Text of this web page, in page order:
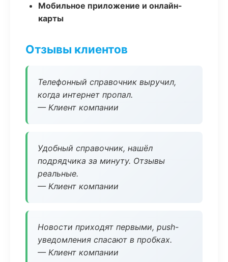
Мобильное приложение и онлайн-
карты
Отзывы клиентов
Телефонный справочник выручил,
когда интернет пропал.
— Клиент компании
Удобный справочник, нашёл
подрядчика за минуту. Отзывы
реальные.
— Клиент компании
Новости приходят первыми, push-
уведомления спасают в пробках.
— Клиент компании